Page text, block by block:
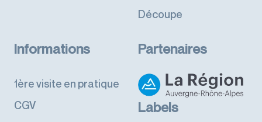
Découpe
Informations
1ère visite en pratique
CGV
Partenaires
Labels